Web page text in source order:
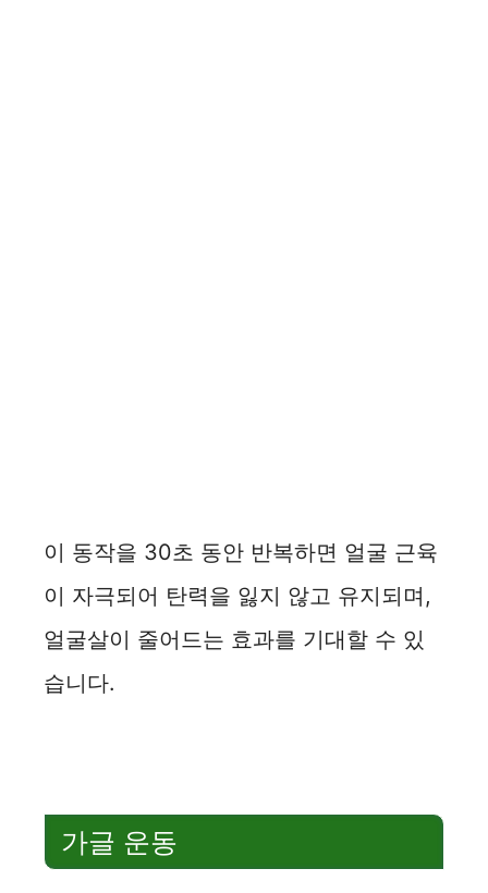
이 동작을 30초 동안 반복하면 얼굴 근육
이 자극되어 탄력을 잃지 않고 유지되며,
얼굴살이 줄어드는 효과를 기대할 수 있
습니다.
가글 운동